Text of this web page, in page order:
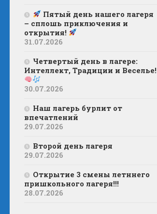
Пятый день нашего лагеря
– сплошь приключения и
открытия!
31.07.2026
Четвертый день в лагере:
Интеллект, Традиции и Веселье!
30.07.2026
Наш лагерь бурлит от
впечатлений
29.07.2026
Второй день лагеря
29.07.2026
Открытие 3 смены летннего
пришкольного лагеря!!!
28.07.2026